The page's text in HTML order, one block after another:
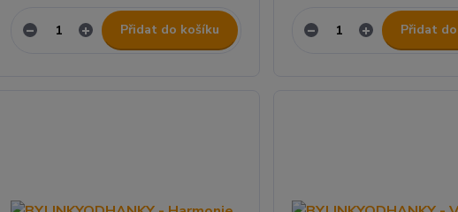
Přidat do košíku Přidat